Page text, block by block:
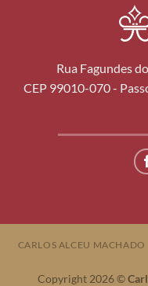
Rua Fagundes
CEP 99010-070 -
CARLOS ALCEU MACHADO
Copyright 2026 ©